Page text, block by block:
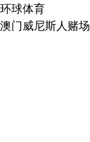
环球体育
澳门威尼斯人赌场